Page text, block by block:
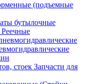
(подъемные
бутылочные
Запчасти для